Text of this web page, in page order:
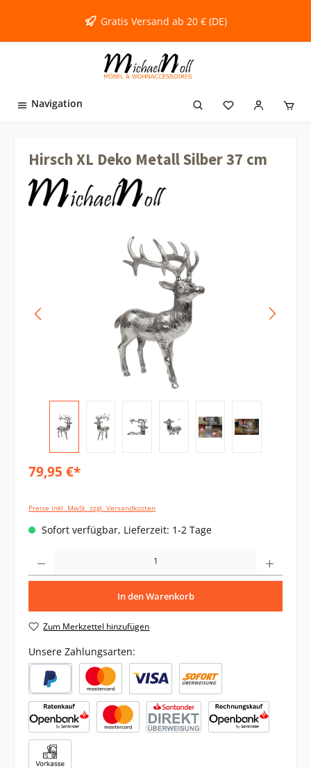
Gratis Versand ab 20 € (DE)
Navigation
Hirsch XL Deko Metall Silber 37 cm
79,95 €*
Preise inkl. MwSt. zzgl. Versandkosten
Sofort verfügbar, Lieferzeit: 1-2 Tage
In den Warenkorb
Zum Merkzettel hinzufügen
Unsere Zahlungsarten: